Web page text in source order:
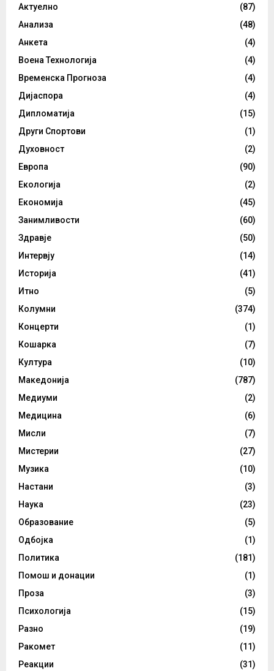
Актуелно
(87)
Анализа
(48)
Анкета
(4)
Воена Технологија
(4)
Временска Прогноза
(4)
Дијаспора
(4)
Дипломатија
(15)
Други Спортови
(1)
Духовност
(2)
Европа
(90)
Екологија
(2)
Економија
(45)
Занимливости
(60)
Здравје
(50)
Интервју
(14)
Историја
(41)
Итно
(5)
Колумни
(374)
Концерти
(1)
Кошарка
(7)
Култура
(10)
Македонија
(787)
Медиуми
(2)
Медицина
(6)
Мисли
(7)
Мистерии
(27)
Музика
(10)
Настани
(3)
Наука
(23)
Образование
(5)
Одбојка
(1)
Политика
(181)
Помош и донации
(1)
Проза
(3)
Психологија
(15)
Разно
(19)
Ракомет
(11)
Реакции
(31)